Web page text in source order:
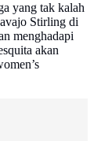
yang tak kalah
Stirling di
menghadapi
akan